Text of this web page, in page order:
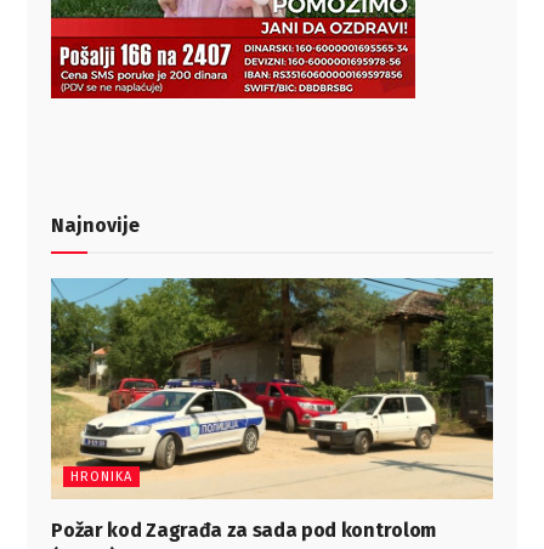
Najnovije
HRONIKA
Požar kod Zagrađa za sada pod kontrolom